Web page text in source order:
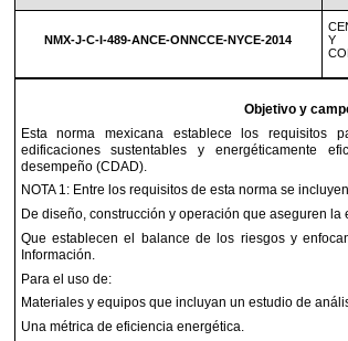
NMX-J-C-I-489-ANCE-ONNCCE-NYCE-2014
Y
Objetivo y
Esta norma mexicana establece los requisitos
edificaciones sustentables y energéticamente
desempeño (CDAD).
NOTA 1: Entre los requisitos de esta norma se
De diseño, construcción y operación que aseguren
Que establecen el balance de los riesgos y
Información.
Para el uso de:
Materiales y equipos que incluyan un estudio de
Una métrica de eficiencia energética.